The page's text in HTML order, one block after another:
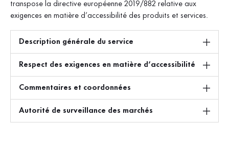
transpose la directive européenne 2019/882 relative aux
exigences en matière d’accessibilité des produits et services.
Description générale du service
Respect des exigences en matière d’accessibilité
Commentaires et coordonnées
Autorité de surveillance des marchés